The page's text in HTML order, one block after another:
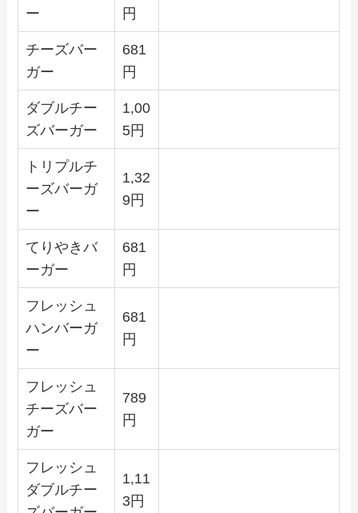
ー
円
チーズバー
ガー
681
円
ダブルチー
ズバーガー
1,00
5円
トリプルチ
ーズバーガ
ー
1,32
9円
てりやきバ
ーガー
681
円
フレッシュ
ハンバーガ
ー
681
円
フレッシュ
チーズバー
ガー
789
円
フレッシュ
ダブルチー
1,11
3円